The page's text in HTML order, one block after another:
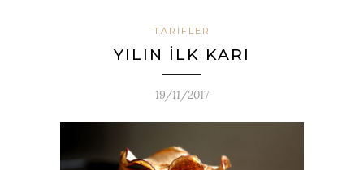
TARIFLER
YILIN İLK KARI
19/11/2017